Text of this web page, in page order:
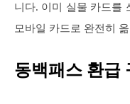
니다. 이미 실물 카드를
모바일 카드로 완전히
동백패스 환급